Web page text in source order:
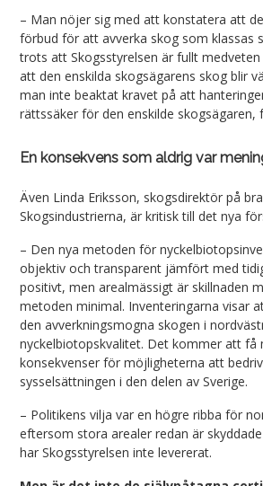
– Man nöjer sig med att konstatera att
förbud för att avverka skog som klassas
trots att Skogsstyrelsen är fullt
att den enskilda skogsägarens skog blir
man inte beaktat kravet på att
rättssäker för den enskilde skogsägaren,
En konsekvens som aldrig var
Även Linda Eriksson, skogsdirektör på
Skogsindustrierna, är kritisk till det nya
– Den nya metoden för
objektiv och transparent jämfört med
positivt, men arealmässigt är skillnaden
metoden minimal. Inventeringarna visar
den avverkningsmogna skogen i
nyckelbiotopskvalitet. Det kommer att få
konsekvenser för möjligheterna att
sysselsättningen i den delen av Sverige.
– Politikens vilja var en högre ribba för
eftersom stora arealer redan är
har Skogsstyrelsen inte levererat.